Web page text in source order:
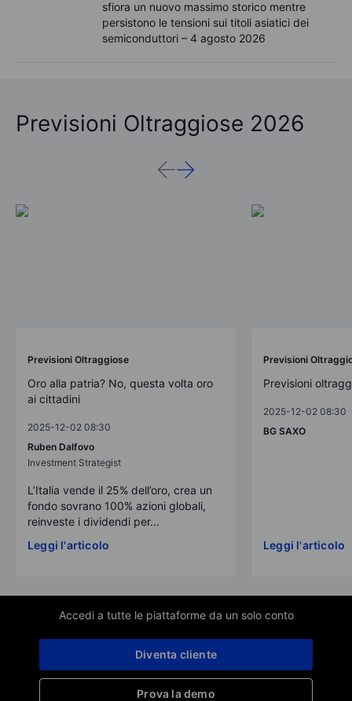
sfiora un nuovo massimo storico mentre
persistono le tensioni sui titoli asiatici dei
semiconduttori – 4 agosto 2026
Previsioni Oltraggiose 2026
Previsioni Oltraggiose
Oro alla patria? No, questa volta oro
ai cittadini
2025-12-02 08:30
Ruben Dalfovo
Investment Strategist
L’Italia vende il 25% dell’oro, crea un
fondo sovrano 100% azioni globali,
reinveste i dividendi per...
Leggi l'articolo
Previsioni
Previsioni
2025-12-02 08:30
BG SAXO
Leggi l'articolo
Accedi a tutte le piattaforme da un solo conto
Prova la demo
Diventa cliente